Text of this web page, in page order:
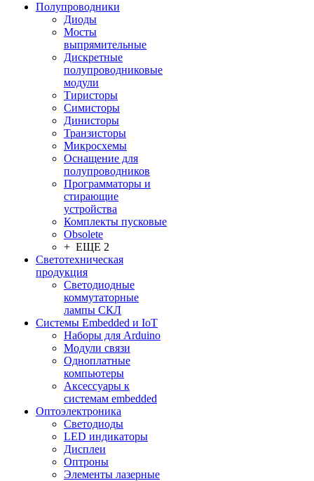
Полупроводники
Диоды
Мосты
выпрямительные
Дискретные
полупроводниковые
модули
Тиристоры
Симисторы
Динисторы
Транзисторы
Микросхемы
Оснащение для
полупроводников
Программаторы и
стирающие
устройства
Комплекты пусковые
Obsolete
+ ЕЩЕ 2
Светотехническая
продукция
Светодиодные
коммутаторные
лампы СКЛ
Системы Embedded и IoT
Наборы для Arduino
Модули связи
Одноплатные
компьютеры
Аксессуары к
системам embedded
Oптоэлектроника
Светодиоды
LED индикаторы
Дисплеи
Оптроны
Элементы лазерные